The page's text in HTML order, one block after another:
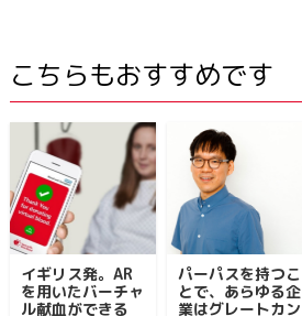
こちらもおすすめです
イギリス発。AR
を用いたバーチャ
ル献血ができる
パーパスを持つこ
とで、あらゆる企
業はグレートカン